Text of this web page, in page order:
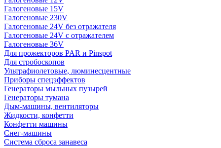
Галогеновые 15V
Галогеновые 230V
Галогеновые 24V без отражателя
Галогеновые 24V с отражателем
Галогеновые 36V
Для прожекторов PAR и Pinspot
Для стробоскопов
Ультрафиолетовые, люминесцентные
Приборы спецэффектов
Генераторы мыльных пузырей
Генераторы тумана
Дым-машины, вентиляторы
Жидкости, конфетти
Конфетти машины
Снег-машины
Система сброса занавеса